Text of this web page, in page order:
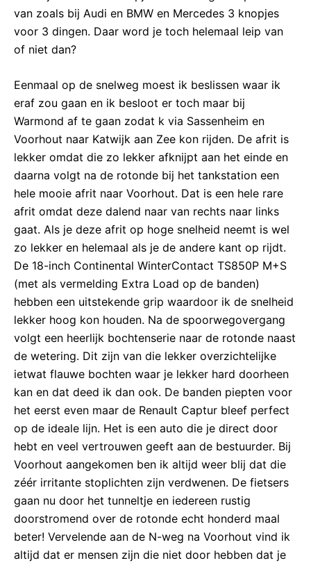
van zoals bij Audi en BMW en Mercedes 3 knopjes
voor 3 dingen. Daar word je toch helemaal leip van
of niet dan?
Eenmaal op de snelweg moest ik beslissen waar ik
eraf zou gaan en ik besloot er toch maar bij
Warmond af te gaan zodat k via Sassenheim en
Voorhout naar Katwijk aan Zee kon rijden. De afrit is
lekker omdat die zo lekker afknijpt aan het einde en
daarna volgt na de rotonde bij het tankstation een
hele mooie afrit naar Voorhout. Dat is een hele rare
afrit omdat deze dalend naar van rechts naar links
gaat. Als je deze afrit op hoge snelheid neemt is wel
zo lekker en helemaal als je de andere kant op rijdt.
De 18-inch Continental WinterContact TS850P M+S
(met als vermelding Extra Load op de banden)
hebben een uitstekende grip waardoor ik de snelheid
lekker hoog kon houden. Na de spoorwegovergang
volgt een heerlijk bochtenserie naar de rotonde naast
de wetering. Dit zijn van die lekker overzichtelijke
ietwat flauwe bochten waar je lekker hard doorheen
kan en dat deed ik dan ook. De banden piepten voor
het eerst even maar de Renault Captur bleef perfect
op de ideale lijn. Het is een auto die je direct door
hebt en veel vertrouwen geeft aan de bestuurder. Bij
Voorhout aangekomen ben ik altijd weer blij dat die
zéér irritante stoplichten zijn verdwenen. De fietsers
gaan nu door het tunneltje en iedereen rustig
doorstromend over de rotonde echt honderd maal
beter! Vervelende aan de N-weg na Voorhout vind ik
altijd dat er mensen zijn die niet door hebben dat je